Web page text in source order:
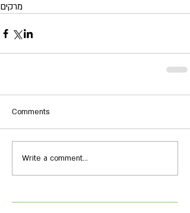
מרקים
Comments
Write a comment...